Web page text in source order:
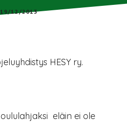
19/12/2013
HESY ry.
 eläin ei ole